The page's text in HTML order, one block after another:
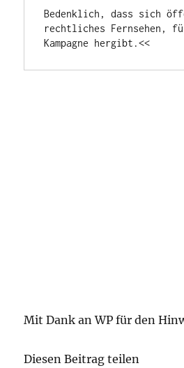
Bedenklich, dass sich
rechtliches Fernsehen,
Kampagne hergibt.<<
Mit Dank an WP für den
Diesen Beitrag teilen